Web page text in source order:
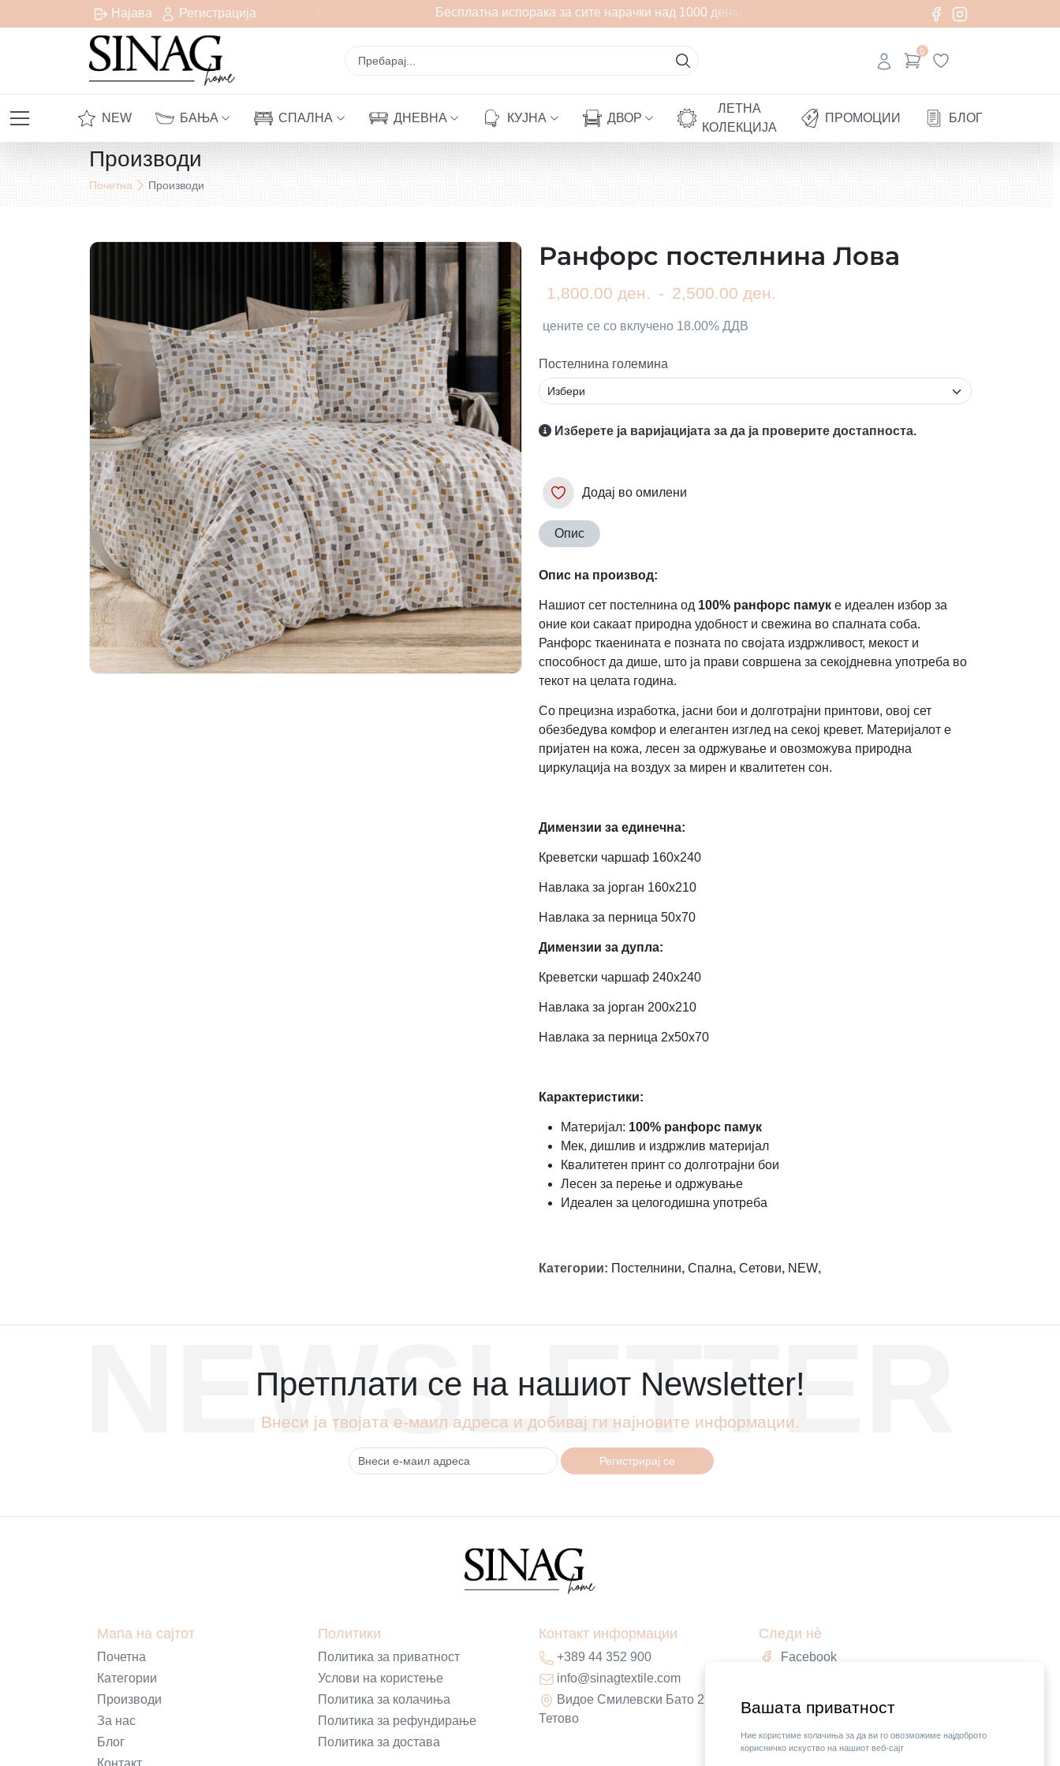
Вашата приватност
Ние користиме колачиња за да ви го овозможиме најдоброто
корисничко искуство на нашиот веб-сајт
Најава Регистрација
испорака за сите нарачки над 1000 денари Бесплатна испорака за сите нарачки над 1000 денари
0
NEW БАЊА СПАЛНА ДНЕВНА КУЈНА ДВОР
ЛЕТНА
КОЛЕКЦИЈА
ПРОМОЦИИ БЛОГ
Производи
Почетна Производи
Ранфорс постелнина Лова
1,800.00 ден. - 2,500.00 ден.
цените се со вклучено 18.00% ДДВ
Постелнина големина
Изберете ја варијацијата за да ја проверите достапноста.
Додај во омилени
Опис
Опис на производ:
Нашиот сет постелнина од 100% ранфорс памуке идеален избор за
оние кои сакаат природна удобност и свежина во спалната соба.
Ранфорс ткаенината е позната по својата издржливост, мекост и
способност да дише, што ја прави совршена за секојдневна употреба во
текот на целата година.
Со прецизна изработка, јасни бои и долготрајни принтови, овој сет
обезбедува комфор и елегантен изглед на секој кревет. Материјалот е
пријатен на кожа, лесен за одржување и овозможува природна
циркулација на воздух за мирен и квалитетен сон.
Димензии за единечна:
Креветски чаршаф 160х240
Навлака за јорган 160х210
Навлака за перница 50х70
Димензии за дупла:
Креветски чаршаф 240х240
Навлака за јорган 200х210
Навлака за перница 2x50х70
Карактеристики:
Материјал: 100% ранфорс памук
Мек, дишлив и издржлив материјал
Квалитетен принт со долготрајни бои
Лесен за перење и одржување
Идеален за целогодишна употреба
Категории: Постелнини, Спална, Сетови, NEW,
NEWSLETTER
Претплати се на нашиот Newsletter!
Внеси ја твојата е-маил адреса и добивај ги најновите информации.
Регистрирај се
Мапа на сајтот
Почетна
Категории
Производи
За нас
Блог
Контакт
Политики
Политика за приватност
Услови на користење
Политика за колачиња
Политика за рефундирање
Политика за достава
Контакт информации
+389 44 352 900
info@sinagtextile.com
Видое Смилевски Бато 2,
Тетово
Следи нè
Facebook